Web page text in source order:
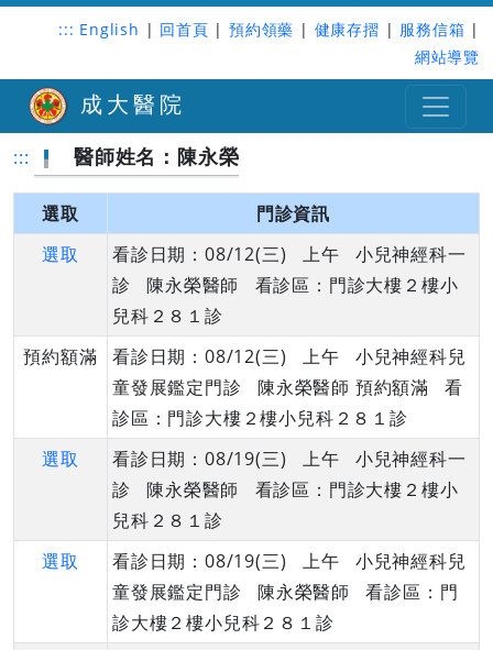
::: English | 回首頁 | 預約領藥 | 健康存摺 | 服務信箱 |
網站導覽
成大醫院
::: 醫師姓名：陳永榮
選取
門診資訊
選取
看診日期：08/12(三) 上午 小兒神經科一
診 陳永榮醫師 看診區：門診大樓２樓小
兒科２８１診
預約額滿
看診日期：08/12(三) 上午 小兒神經科兒
童發展鑑定門診 陳永榮醫師 預約額滿 看
診區：門診大樓２樓小兒科２８１診
選取
看診日期：08/19(三) 上午 小兒神經科一
診 陳永榮醫師 看診區：門診大樓２樓小
兒科２８１診
選取
看診日期：08/19(三) 上午 小兒神經科兒
童發展鑑定門診 陳永榮醫師 看診區：門
診大樓２樓小兒科２８１診